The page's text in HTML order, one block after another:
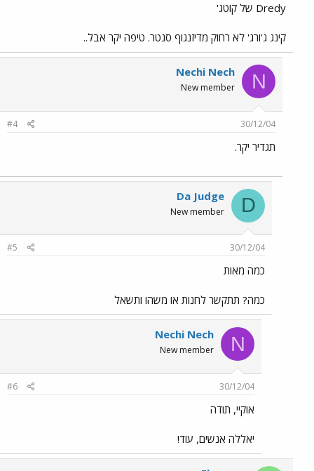
Dredy של קוטג'
קינג ג'ורג' לא רחוק מדיזנגוף סנטר. טיפה יקר אבל..
N
Nechi Nech
New member
30/12/04
#4
תגדיר יקר.
D
Da Judge
New member
30/12/04
#5
כמה מאות
כמה? תתקשר לחנות או משהו ותשאל
N
Nechi Nech
New member
30/12/04
#6
אוקיי, תודה
יאללה אנשים, עוד!